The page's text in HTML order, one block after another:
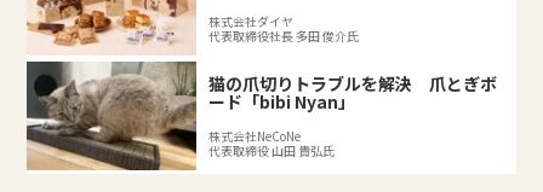
株式会社ダイヤ
代表取締役社長 多田 俊介氏
猫の爪切りトラブルを解決 爪とぎボ
ード「bibi Nyan」
株式会社NeCoNe
代表取締役 山田 貴弘氏